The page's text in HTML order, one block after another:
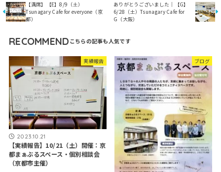
【満席】【E】8/9（土）
Tsunagary Cafe for everyone（京
都）
ありがとうございました｜【G】
6/28（土）Tsunagary Cafe for
G（大阪）
RECOMMEND
実績報告
2023.10.21
【実績報告】10/21（土）開催：京
都まぁぶるスペース・個別相談会
（京都市主催）
ブログ